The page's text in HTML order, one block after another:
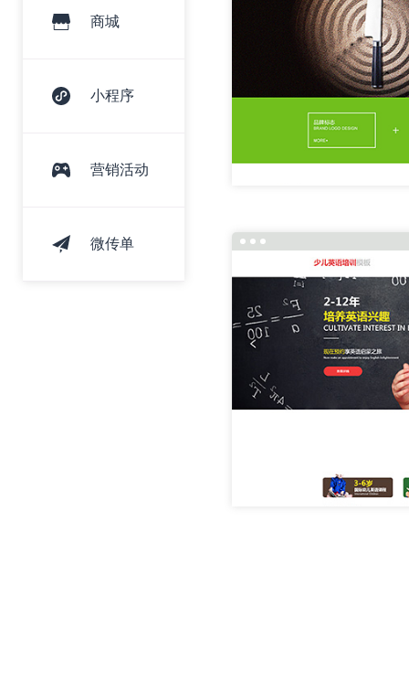
商城
小程序
营销活动
微传单